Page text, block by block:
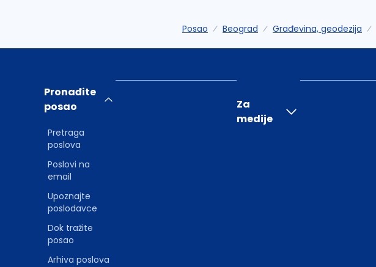
Posao Beograd Građevina, geodezija
Pronađite
posao
Pretraga
poslova
Poslovi na
email
Upoznajte
poslodavce
Dok tražite
posao
Arhiva poslova
Za
medije